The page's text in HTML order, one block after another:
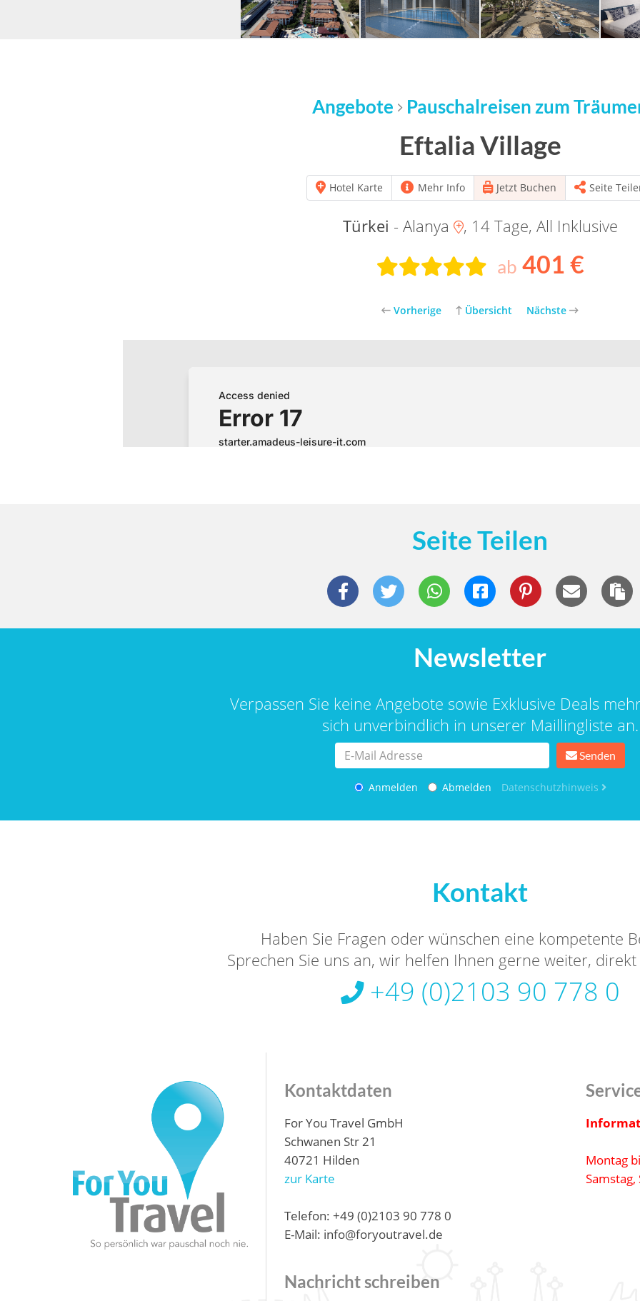
Angebote Pauschalreisen zum
Eftalia Village
Hotel Karte Mehr Info Jetzt Buchen Seite
Türkei - Alanya
, 14 Tage, All Inklusive
ab 401 €
Vorherige Übersicht Nächste
Seite Teilen
Newsletter
Verpassen Sie keine Angebote sowie Exklusive Deals
sich unverbindlich in unserer Maillingliste an.
Senden
Anmelden Abmelden Datenschutzhinweis
Kontakt
Haben Sie Fragen oder wünschen eine kompetente
Sprechen Sie uns an, wir helfen Ihnen gerne weiter,
+49 (0)2103 90 778 0
Kontaktdaten
For You Travel GmbH
Schwanen Str 21
40721 Hilden
zur Karte
Telefon: +49 (0)2103 90 778 0
E-Mail: info@foryoutravel.de
Montag
Nachricht schreiben